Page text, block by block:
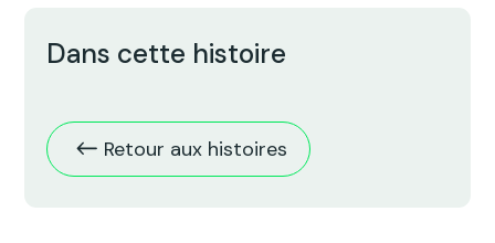
Dans cette histoire
Retour aux histoires